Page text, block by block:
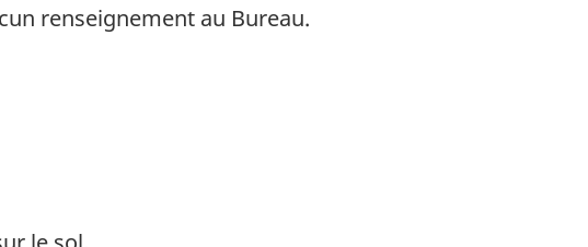
renseignement au Bureau.